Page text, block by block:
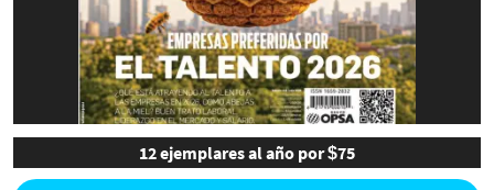
12 ejemplares al año por $75